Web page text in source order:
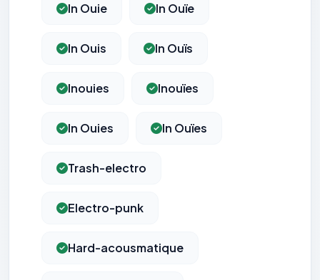
In Ouie In Ouïe
In Ouis In Ouïs
Inouies Inouïes
In Ouies In Ouïes
Trash-electro
Electro-punk
Hard-acousmatique